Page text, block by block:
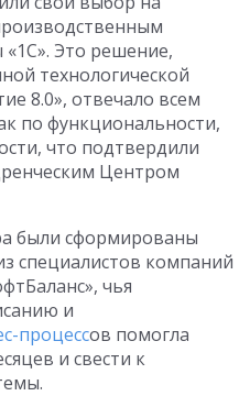
Это решение,
технологической
8.0», отвечало всем
по функциональности,
что подтвердили
Центром
были сформированы
специалистов компаний
чья
и
процессов помогла
и свести к